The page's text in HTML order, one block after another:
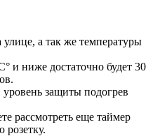
а так же температуры
и ниже достаточно будет 30
защиты подогрев
рассмотреть еще таймер
розетку.